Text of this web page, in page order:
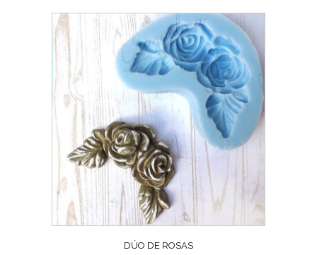
DÚO DE ROSAS